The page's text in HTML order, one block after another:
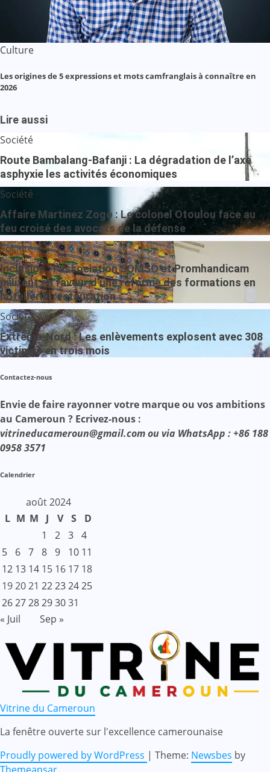
Culture
Les origines de 5 expressions et mots camfranglais à connaître en
2026
Lire aussi
Société
Route Bambalang-Bafanji : La dégradation de l’axe
asphyxie les activités économiques
Société
Affaire Martinez Zogo : Le colonel Otoulou face au
feu croisé des avocats de la défense
Société
Inclusion : l’association SOMSO et Promhandicam
militent en faveur d’une réforme des formations en
hôtellerie-restauration
Société
Extrême-Nord : Les enlèvements explosent avec 308
victimes en trois mois
Contactez-nous
Envie de faire rayonner votre marque ou vos ambitions
au Cameroun ? Ecrivez-nous :
vitrineducameroun@gmail.com ou via WhatsApp : +86 188
0958 3571
Calendrier
août 2024
L M M J V S
D
1
2 3 4
5
6 7 8 9 10 11
12 13 14 15 16 17 18
192021 22232425
262728293031
« Juil
Sep »
Vitrine du Cameroun
La fenêtre ouverte sur l'excellence camerounaise
Proudly powered by WordPress | Theme: Newsbes by